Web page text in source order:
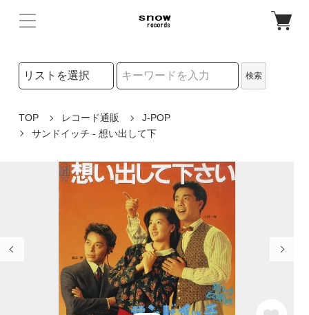
検索リストの選択
検索
TOP レコード通販
J-POP
サンドイッチ - 想い出して下